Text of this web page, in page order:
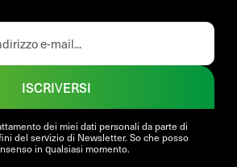
dei miei dati personali da parte di
del servizio di Newsletter. So che posso
in qualsiasi momento.
ISCRIVERSI